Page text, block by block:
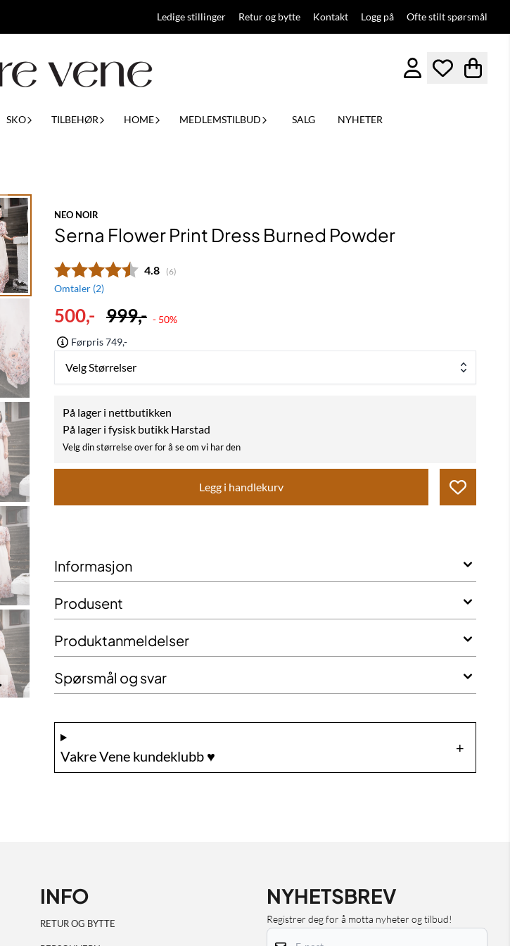
Ledige stillinger Retur og bytte Kontakt Logg på Ofte stilt spørsmål
SKO TILBEHØR HOME MEDLEMSTILBUD SALG NYHETER
NEO NOIR
Serna Flower Print Dress Burned Powder
Gjennomsnittskarakter:
4.8 (stemmer:
6)
Omtaler (2)
500,- 999,- - 50%
Førpris 749,-
Velg Størrelser
På lager i nettbutikken
På lager i fysisk butikk Harstad
Velg din størrelse over for å se om vi har den
Legg i handlekurv
Informasjon
Produsent
Produktanmeldelser
Spørsmål og svar
Vakre Vene kundeklubb ♥️
INFO
RETUR OG BYTTE
NYHETSBREV
Registrer deg for å motta nyheter og tilbud!
E-post